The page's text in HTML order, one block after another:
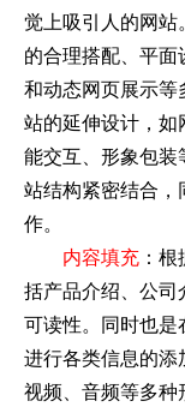
觉上吸引人的网站
的合理搭配、平面
和动态网页展示等
站的延伸设计，如
能交互、形象包装
站结构紧密结合，
作。
内容填充 ：
括产品介绍、公司
可读性。同时也是
进行各类信息的添
视频、音频等多种